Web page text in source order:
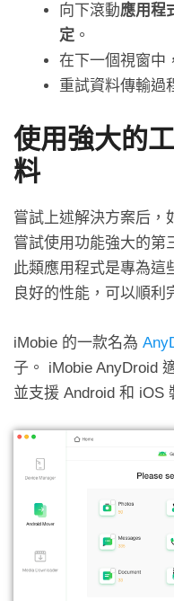
向下滾動應用程
定 。
在下一個視窗中
重試資料傳輸過
使用強大的
料
嘗試上述解決方案后，
嘗試使用功能強大的第
此類應用程式是專為這
良好的性能，可以順利
iMobie 的一款名為
子。 iMobie AnyDroid
並支援 Android 和 iOS